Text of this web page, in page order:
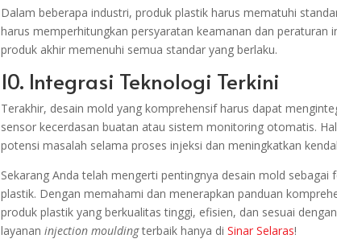
Dalam beberapa industri, produk plastik harus mematuhi
harus memperhitungkan persyaratan keamanan dan peraturan
produk akhir memenuhi semua standar yang berlaku.
10. Integrasi Teknologi Terkini
Terakhir, desain mold yang komprehensif harus dapat
sensor kecerdasan buatan atau sistem monitoring otomatis.
potensi masalah selama proses injeksi dan meningkatkan
Sekarang Anda telah mengerti pentingnya desain mold
plastik. Dengan memahami dan menerapkan panduan
produk plastik yang berkualitas tinggi, efisien, dan sesuai
layanan injection mouldingterbaik hanya di Sinar Selaras!